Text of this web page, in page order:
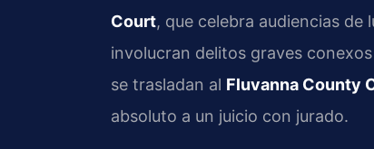
Court, que celebra audiencias de
involucran delitos graves
se trasladan al Fluvanna County
absoluto a un juicio con jurado.